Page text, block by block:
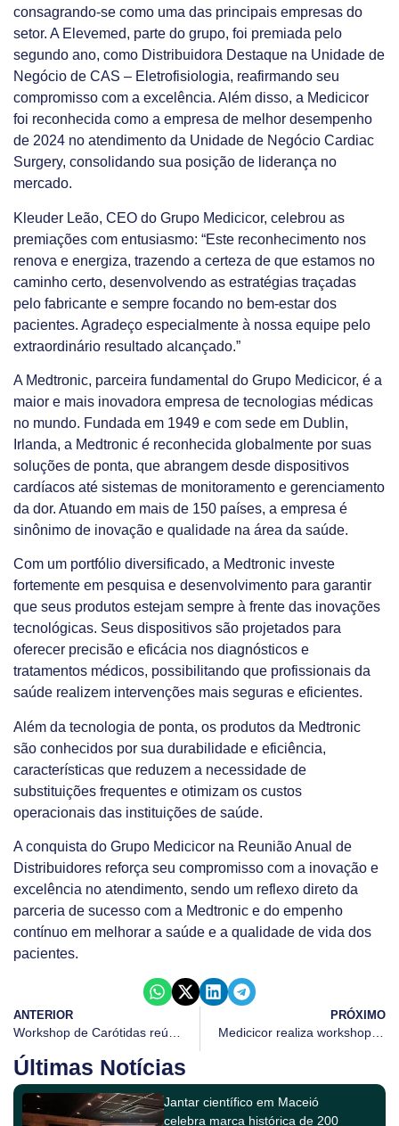
consagrando-se como uma das principais empresas do
setor. A Elevemed, parte do grupo, foi premiada pelo
segundo ano, como Distribuidora Destaque na Unidade de
Negócio de CAS – Eletrofisiologia, reafirmando seu
compromisso com a excelência. Além disso, a Medicicor
foi reconhecida como a empresa de melhor desempenho
de 2024 no atendimento da Unidade de Negócio Cardiac
Surgery, consolidando sua posição de liderança no
mercado.
Kleuder Leão, CEO do Grupo Medicicor, celebrou as
premiações com entusiasmo: “Este reconhecimento nos
renova e energiza, trazendo a certeza de que estamos no
caminho certo, desenvolvendo as estratégias traçadas
pelo fabricante e sempre focando no bem-estar dos
pacientes. Agradeço especialmente à nossa equipe pelo
extraordinário resultado alcançado.”
A Medtronic, parceira fundamental do Grupo Medicicor, é a
maior e mais inovadora empresa de tecnologias médicas
no mundo. Fundada em 1949 e com sede em Dublin,
Irlanda, a Medtronic é reconhecida globalmente por suas
soluções de ponta, que abrangem desde dispositivos
cardíacos até sistemas de monitoramento e gerenciamento
da dor. Atuando em mais de 150 países, a empresa é
sinônimo de inovação e qualidade na área da saúde.
Com um portfólio diversificado, a Medtronic investe
fortemente em pesquisa e desenvolvimento para garantir
que seus produtos estejam sempre à frente das inovações
tecnológicas. Seus dispositivos são projetados para
oferecer precisão e eficácia nos diagnósticos e
tratamentos médicos, possibilitando que profissionais da
saúde realizem intervenções mais seguras e eficientes.
Além da tecnologia de ponta, os produtos da Medtronic
são conhecidos por sua durabilidade e eficiência,
características que reduzem a necessidade de
substituições frequentes e otimizam os custos
operacionais das instituições de saúde.
A conquista do Grupo Medicicor na Reunião Anual de
Distribuidores reforça seu compromisso com a inovação e
excelência no atendimento, sendo um reflexo direto da
parceria de sucesso com a Medtronic e do empenho
contínuo em melhorar a saúde e a qualidade de vida dos
pacientes.
ANTERIOR PRÓXIMO
Medicicor realiza workshop sobre desafios do disrafismo e apresenta dispositivo inovador
Últimas Notícias
Jantar científico em Maceió
celebra marca histórica de 200